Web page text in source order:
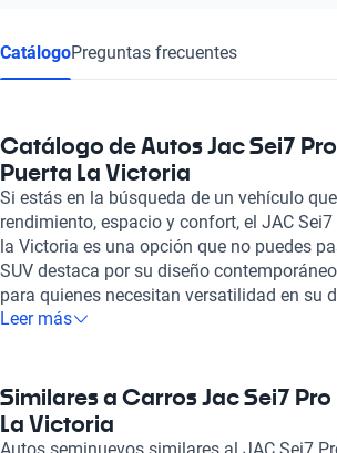
CatálogoPreguntas frecuentes
Catálogo de Autos Jac Sei7 Pro
Puerta La Victoria
Si estás en la búsqueda de un vehículo
rendimiento, espacio y confort, el JAC
la Victoria es una opción que no puedes
SUV destaca por su diseño
para quienes necesitan versatilidad en su
interior espacioso y bien equipado, el Sei7
Sei7 Pro 2013 que listamos ha pasado
inspección de más de 240 puntos,
unidad se encuentre en óptimas
Leer más
Similares a Carros Jac Sei7 Pro
La Victoria